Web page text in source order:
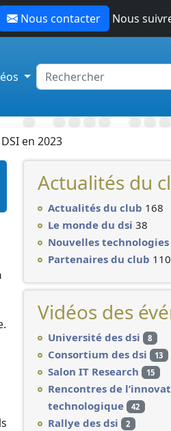
Nous contacter Nous
en 2023
Actualités du
Actualités du club 168
Le monde du dsi 38
Nouvelles technologies
Partenaires du club 110
Vidéos des
Université des dsi 8
Consortium des dsi 13
Salon IT Research 15
Rencontres de
technologique
42
Rallye des dsi 2